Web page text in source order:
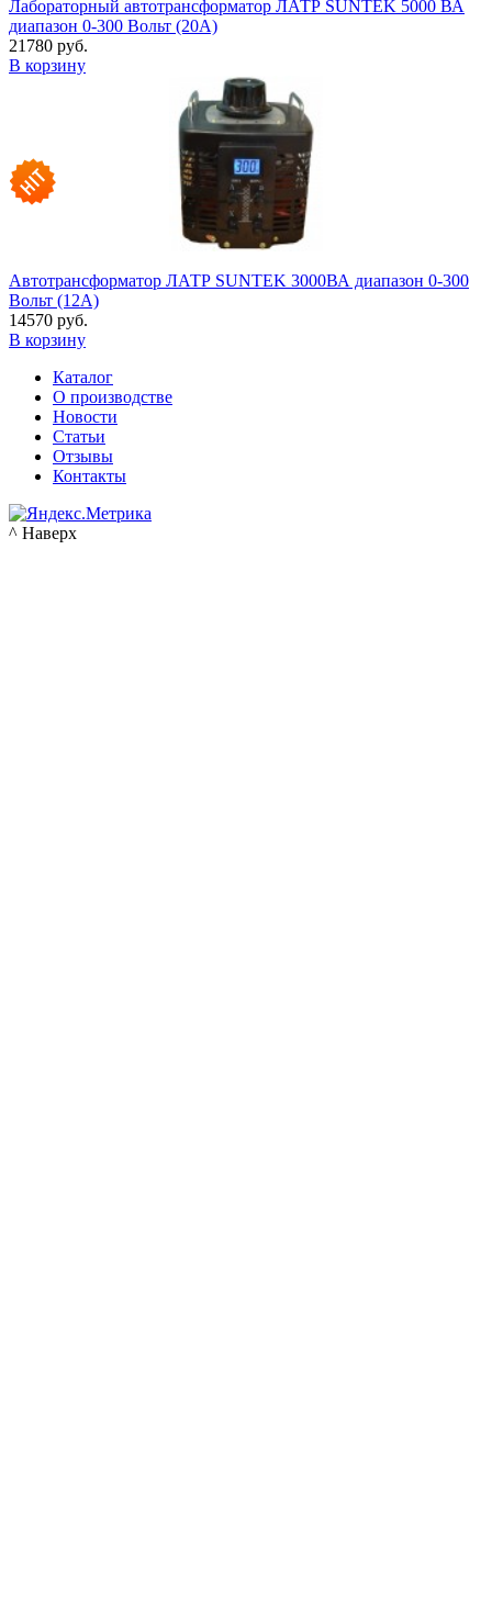
Лабораторный автотрансформатор ЛАТР SUNTEK 5000 ВА
диапазон 0-300 Вольт (20А)
21780 руб.
В корзину
Автотрансформатор ЛАТР SUNTEK 3000ВА диапазон 0-300
Вольт (12А)
14570 руб.
В корзину
Каталог
О производстве
Новости
Статьи
Отзывы
Контакты
^ Наверх